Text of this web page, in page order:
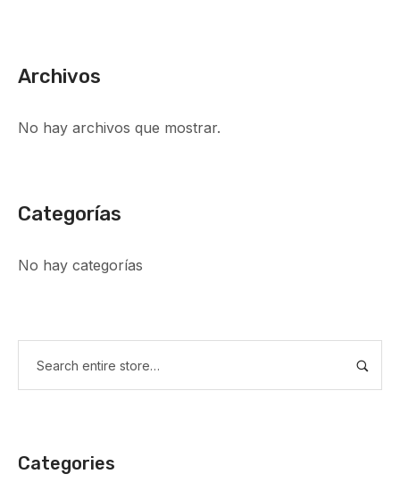
Archivos
No hay archivos que mostrar.
Categorías
No hay categorías
Categories